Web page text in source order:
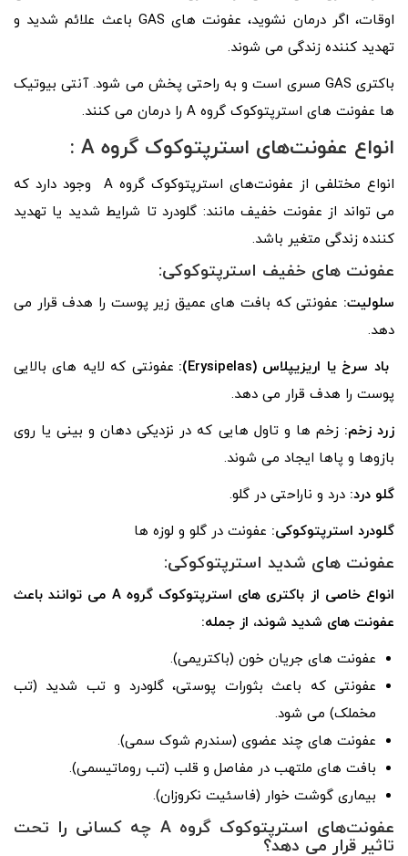
اوقات، اگر درمان نشوید، عفونت های GAS باعث علائم شدید و
تهدید کننده زندگی می شوند.
باکتری GAS مسری است و به راحتی پخش می شود. آنتی بیوتیک
ها عفونت های استرپتوکوک گروه A را درمان می کنند.
انواع عفونت‌های استرپتوکوک گروه A :
انواع مختلفی از عفونت‌های استرپتوکوک گروه A وجود دارد که
می تواند از عفونت خفیف مانند: گلودرد تا شرایط شدید یا تهدید
کننده زندگی متغیر باشد.
عفونت های خفیف استرپتوکوکی:
سلولیت: عفونتی که بافت های عمیق زیر پوست را هدف قرار می
دهد.
باد سرخ یا اریزیپلاس (Erysipelas):
عفونتی که لایه های بالایی
پوست را هدف قرار می دهد.
زرد زخم: زخم ها و تاول هایی که در نزدیکی دهان و بینی یا روی
بازوها و پاها ایجاد می شوند.
گلو درد: درد و ناراحتی در گلو.
گلودرد استرپتوکوکی: عفونت در گلو و لوزه ها
عفونت های شدید استرپتوکوکی:
انواع خاصی از باکتری های استرپتوکوک گروه A می توانند باعث
عفونت های شدید شوند، از جمله:
عفونت های جریان خون (باکتریمی).
عفونتی که باعث بثورات پوستی، گلودرد و تب شدید (تب
مخملک) می شود.
عفونت های چند عضوی (سندرم شوک سمی).
بافت های ملتهب در مفاصل و قلب (تب روماتیسمی).
بیماری گوشت خوار (فاسئیت نکروزان).
عفونت‌های استرپتوکوک گروه A چه کسانی را تحت
تاثیر قرار می دهد؟